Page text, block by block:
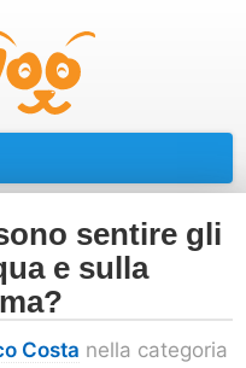
sentire gli
e sulla
Costa nella categoria